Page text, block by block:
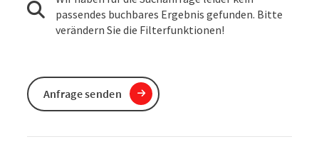
passendes buchbares Ergebnis gefunden. Bitte
verändern Sie die Filterfunktionen!
Anfrage senden